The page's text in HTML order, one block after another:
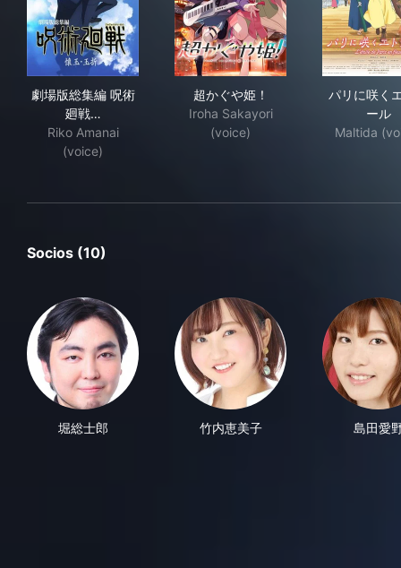
劇場版総集編 呪術
廻戦…
Riko Amanai
(voice)
超かぐや姫！
Iroha Sakayori
(voice)
パリに咲く
ール
Maltida
Socios (10)
堀総士郎 竹内恵美子 島田愛